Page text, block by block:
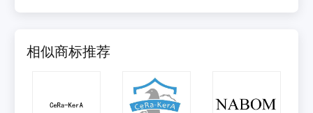
相似商标推荐